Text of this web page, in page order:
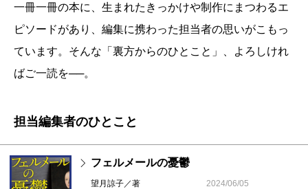
一冊一冊の本に、生まれたきっかけや制作にまつわるエ
ピソードがあり、編集に携わった担当者の思いがこもっ
ています。そんな「裏方からのひとこと」、よろしけれ
ばご一読を──。
担当編集者のひとこと
フェルメールの憂鬱
望月諒子／著 2024/06/05